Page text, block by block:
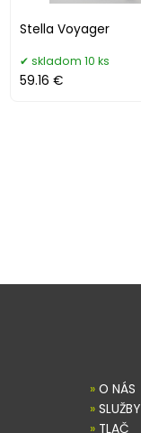
Stella Voyager
skladom 10 ks
59.16 €
» O NÁS
» SLUŽBY
» TLAČ